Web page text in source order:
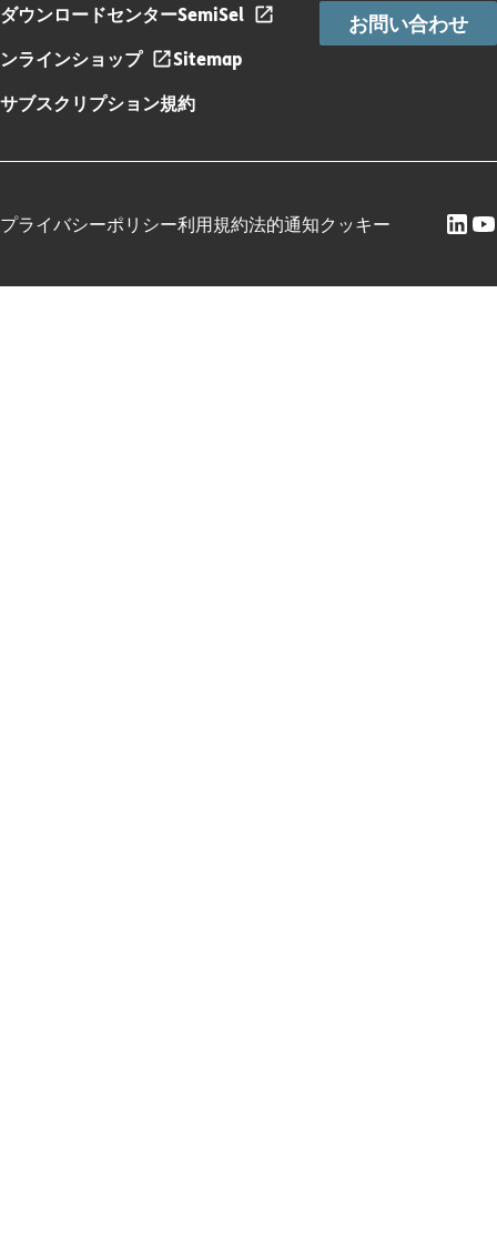
ダウンロードセンターSemiSel
ンラインショップ
Sitemap
サブスクリプション規約
お問い合わせ
プライバシーポリシー利用規約法的通知クッキー